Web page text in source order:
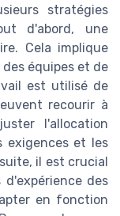
stratégies
d'abord, une
Cela implique
équipes et de
est utilisé de
recourir à
l'allocation
exigences et les
il est crucial
des
en fonction